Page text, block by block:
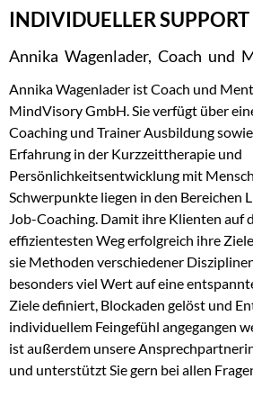
INDIVIDUELLER SUPPORT
Annika Wagenlader, Coach und
Annika Wagenlader ist Coach und
MindVisory GmbH. Sie verfügt über
Coaching und Trainer Ausbildung
Erfahrung in der Kurzzeittherapie und
Persönlichkeitsentwicklung mit
Schwerpunkte liegen in den Bereichen
Job-Coaching. Damit ihre Klienten auf
effizientesten Weg erfolgreich ihre
sie Methoden verschiedener
besonders viel Wert auf eine
Ziele definiert, Blockaden gelöst und
individuellem Feingefühl angegangen
ist außerdem unsere
und unterstützt Sie gern bei allen